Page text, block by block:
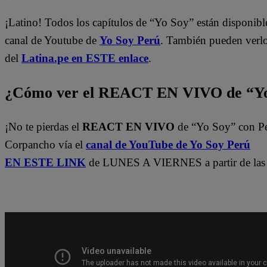
¡Latino! Todos los capítulos de “Yo Soy” están
canal de Youtube de Yo Soy Perú. También pueden
del Latina.pe en ESTE enlace.
¿Cómo ver el REACT EN VIVO de
¡No te pierdas el REACT EN VIVO de “Yo Soy” con
Corpancho vía el canal de YouTube de Yo Soy Perú
EN ESTE LINK de LUNES A VIERNES a partir de